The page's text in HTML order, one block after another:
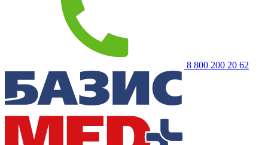
8 800 200 20 62